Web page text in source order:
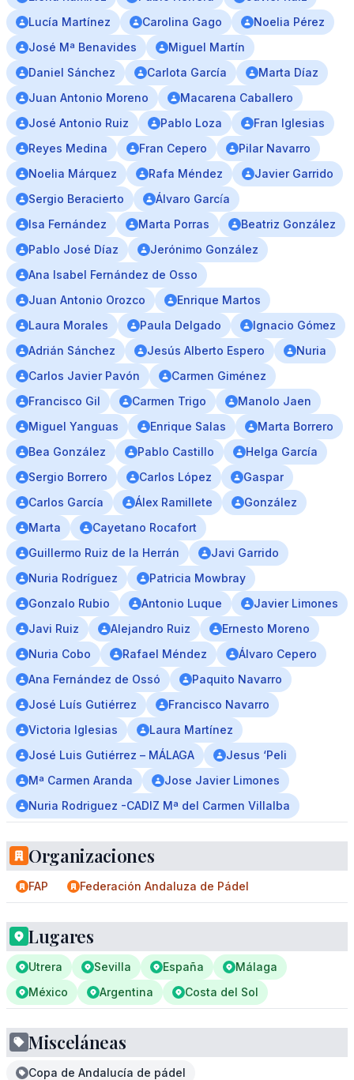
Lucía Martínez
Carolina Gago
Noelia Pérez
José Mª Benavides
Miguel Martín
Daniel Sánchez
Carlota García
Marta Díaz
Juan Antonio Moreno
Macarena Caballero
José Antonio Ruiz
Pablo Loza
Fran Iglesias
Reyes Medina
Fran Cepero
Pilar Navarro
Noelia Márquez
Rafa Méndez
Javier Garrido
Sergio Beracierto
Álvaro Garcı́a
Isa Fernández
Marta Porras
Beatriz González
Pablo José Díaz
Jerónimo González
Ana Isabel Fernández de Osso
Juan Antonio Orozco
Enrique Martos
Laura Morales
Paula Delgado
Ignacio Gómez
Adrián Sánchez
Jesús Alberto Espero
Nuria
Carlos Javier Pavón
Carmen Giménez
Francisco Gil
Carmen Trigo
Manolo Jaen
Miguel Yanguas
Enrique Salas
Marta Borrero
Bea González
Pablo Castillo
Helga García
Sergio Borrero
Carlos López
Gaspar
Carlos García
Álex Ramillete
González
Marta
Cayetano Rocafort
Guillermo Ruiz de la Herrán
Javi Garrido
Nuria Rodríguez
Patricia Mowbray
Gonzalo Rubio
Antonio Luque
Javier Limones
Javi Ruiz
Alejandro Ruiz
Ernesto Moreno
Nuria Cobo
Rafael Méndez
Álvaro Cepero
Ana Fernández de Ossó
Paquito Navarro
José Luís Gutiérrez
Francisco Navarro
Victoria Iglesias
Laura Martínez
José Luis Gutiérrez – MÁLAGA
Jesus ‘Peli
Mª Carmen Aranda
Jose Javier Limones
Nuria Rodriguez -CADIZ Mª del Carmen Villalba
Organizaciones
FAP Federación Andaluza de Pádel
Lugares
Utrera Sevilla España
Málaga
México
Argentina Costa del Sol
Misceláneas
Copa de Andalucía de pádel